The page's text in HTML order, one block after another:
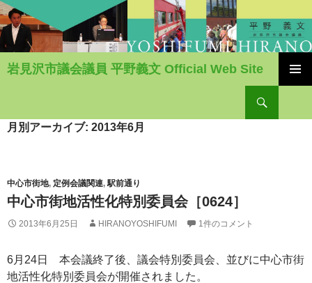
岩見沢市議会議員 平野義文 Official Web Site
ン
動
月別アーカイブ: 2013年6月
中心市街地, 定例会議関連, 駅前通り
中心市街地活性化特別委員会［0624］
2013年6月25日 HIRANOYOSHIFUMI 1件のコメント
6月24日 本会議終了後、議会特別委員会、並びに中心市街
地活性化特別委員会が開催されました。